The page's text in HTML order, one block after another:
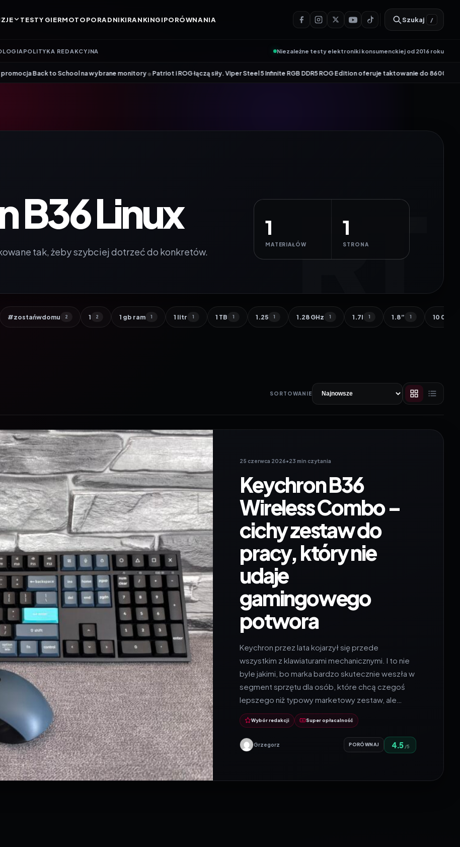
TESTY GIERMOTOPORADNIKIRANKINGIPORÓWNANIA Szukaj /
POLITYKA REDAKCYJNA Niezależne testy elektroniki konsumenckiej od 2016 roku
School na wybrane monitory•Patriot i ROG łączą siły. Viper Steel 5 Infinite RGB DDR5 ROG Edition oferuje taktowanie do 8600 MT/s•Genesis
Linux
tak, żeby szybciej dotrzeć do konkretów.
1
MATERIAŁÓW
1
STRONA
#zostańwdomu 2 1 2 1 gb ram 1 1 litr 1 1 TB 1 1.25 1 1.28 GHz 1 1.7l 1 1.8” 1 10 000
SORTOWANIE
25 czerwca 2026•23 min czytania
Keychron B36
Wireless Combo –
cichy zestaw do
pracy, który nie
udaje
gamingowego
potwora
Keychron przez lata kojarzył się przede
wszystkim z klawiaturami mechanicznymi. I to nie
byle jakimi, bo marka bardzo skutecznie weszła w
segment sprzętu dla osób, które chcą czegoś
lepszego niż typowy marketowy zestaw, ale…
Wybór redakcji Super opłacalność
Grzegorz PORÓWNAJ 4.5 /5